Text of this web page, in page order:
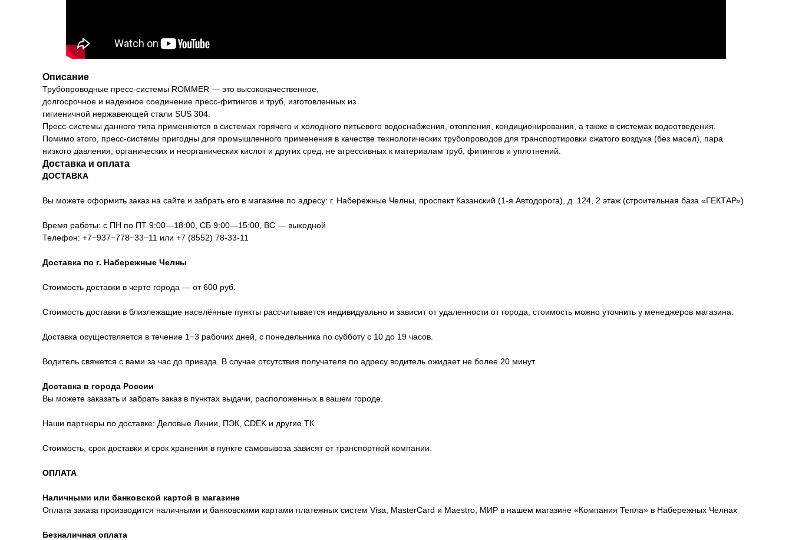
Описание
Трубопроводные пресс-системы ROMMER — это высококачественное,
долгосрочное и надежное соединение пресс-фитингов и труб, изготовленных из
гигиеничной нержавеющей стали SUS 304.
Пресс-системы данного типа применяются в системах горячего и холодного питьевого водоснабжения, отопления, кондиционирования, а также в системах водоотведения.
Помимо этого, пресс-системы пригодны для промышленного применения в качестве технологических трубопроводов для транспортировки сжатого воздуха (без масел), пара
низкого давления, органических и неорганических кислот и других сред, не агрессивных к материалам труб, фитингов и уплотнений.
Доставка и оплата
ДОСТАВКА
Вы можете оформить заказ на сайте и забрать его в магазине по адресу: г. Набережные Челны, проспект Казанский (1-я Автодорога), д. 124, 2 этаж (строительная база «ГЕКТАР»)
Время работы: с ПН по ПТ 9:00—18:00, СБ 9:00—15:00, ВС — выходной
Телефон: +7−937−778−33−11 или +7 (8552) 78-33-11
Доставка по г. Набережные Челны
Стоимость доставки в черте города — от 600 руб.
Стоимость доставки в близлежащие населённые пункты рассчитывается индивидуально и зависит от удаленности от города, стоимость можно уточнить у менеджеров магазина.
Доставка осуществляется в течение 1−3 рабочих дней, с понедельника по субботу с 10 до 19 часов.
Водитель свяжется с вами за час до приезда. В случае отсутствия получателя по адресу водитель ожидает не более 20 минут.
Доставка в города России
Вы можете заказать и забрать заказ в пунктах выдачи, расположенных в вашем городе.
Наши партнеры по доставке: Деловые Линии, ПЭК, CDEK и другие ТК
Стоимость, срок доставки и срок хранения в пункте самовывоза зависят от транспортной компании.
ОПЛАТА
Наличными или банковской картой в магазине
Оплата заказа производится наличными и банковскими картами платежных систем Visa, MasterCard и Maestro, МИР в нашем магазине «Компания Тепла» в Набережных Челнах
Безналичная оплата